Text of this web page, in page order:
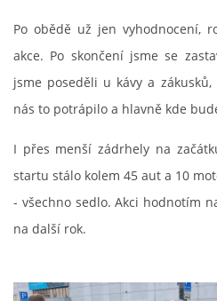
Po obědě už jen vyhodnocení,
akce. Po skončení jsme se
jsme poseděli u kávy a
nás to potrápilo a hlavně kde
I přes menší zádrhely na
startu stálo kolem 45 aut a 10
- všechno sedlo. Akci hodnotím
na další rok.